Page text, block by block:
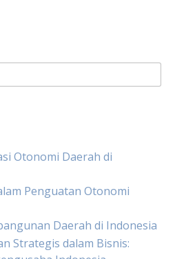
Otonomi Daerah di
Penguatan Otonomi
Daerah di Indonesia
Strategis dalam Bisnis: